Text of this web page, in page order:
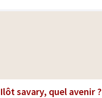
Ilôt savary, quel avenir ?